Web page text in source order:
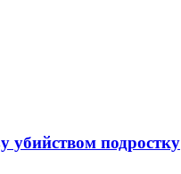
убийством подростку